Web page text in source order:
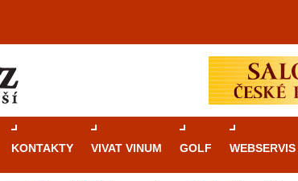
KONTAKTY VIVAT VINUM GOLF